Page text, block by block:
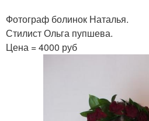
Фотограф болинок Наталья.
Стилист Ольга пупшева.
Цена = 4000 руб